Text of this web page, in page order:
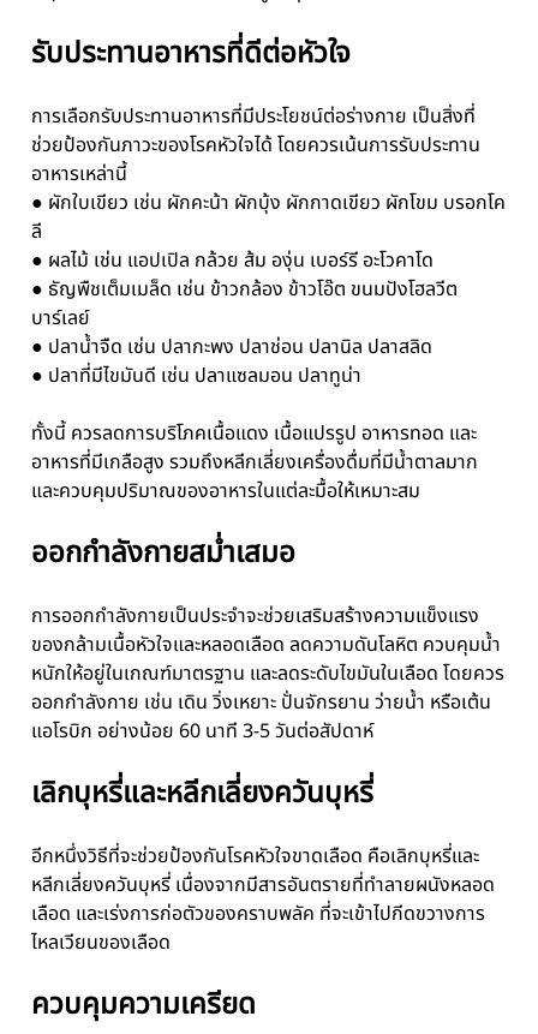
รับประทานอาหารที่ดีต่อหัวใจ
การเลือกรับประทานอาหารที่มีประโยชน์ต่อร่างกาย เป็นสิ่งที่
ช่วยป้องกันภาวะของโรคหัวใจได้ โดยควรเน้นการรับประทาน
อาหารเหล่านี้
● ผักใบเขียว เช่น ผักคะน้า ผักบุ้ง ผักกาดเขียว ผักโขม บรอกโค
ลี
● ผลไม้ เช่น แอปเปิล กล้วย ส้ม องุ่น เบอร์รี อะโวคาโด
● ธัญพืชเต็มเมล็ด เช่น ข้าวกล้อง ข้าวโอ๊ต ขนมปังโฮลวีต
บาร์เลย์
● ปลาน้ำจืด เช่น ปลากะพง ปลาช่อน ปลานิล ปลาสลิด
● ปลาที่มีไขมันดี เช่น ปลาแซลมอน ปลาทูน่า
ทั้งนี้ ควรลดการบริโภคเนื้อแดง เนื้อแปรรูป อาหารทอด และ
อาหารที่มีเกลือสูง รวมถึงหลีกเลี่ยงเครื่องดื่มที่มีน้ำตาลมาก
และควบคุมปริมาณของอาหารในแต่ละมื้อให้เหมาะสม
ออกกำลังกายสม่ำเสมอ
การออกกำลังกายเป็นประจำจะช่วยเสริมสร้างความแข็งแรง
ของกล้ามเนื้อหัวใจและหลอดเลือด ลดความดันโลหิต ควบคุมน้ำ
หนักให้อยู่ในเกณฑ์มาตรฐาน และลดระดับไขมันในเลือด โดยควร
ออกกำลังกาย เช่น เดิน วิ่งเหยาะ ปั่นจักรยาน ว่ายน้ำ หรือเต้น
แอโรบิก อย่างน้อย 60 นาที 3-5 วันต่อสัปดาห์
เลิกบุหรี่และหลีกเลี่ยงควันบุหรี่
อีกหนึ่งวิธีที่จะช่วยป้องกันโรคหัวใจขาดเลือด คือเลิกบุหรี่และ
หลีกเลี่ยงควันบุหรี่ เนื่องจากมีสารอันตรายที่ทำลายผนังหลอด
เลือด และเร่งการก่อตัวของคราบพลัค ที่จะเข้าไปกีดขวางการ
ไหลเวียนของเลือด
ควบคุมความเครียด